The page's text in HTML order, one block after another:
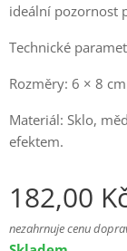
ideální pozornost
Technické
Rozměry: 6 × 8 cm
Materiál: Sklo,
efektem.
182,00
nezahrnuje cenu